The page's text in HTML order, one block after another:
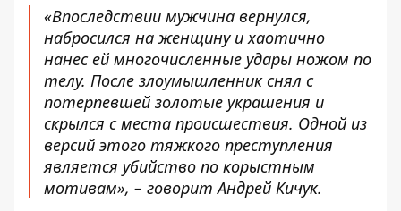
«Впоследствии мужчина вернулся,
набросился на женщину и хаотично
нанес ей многочисленные удары ножом по
телу. После злоумышленник снял с
потерпевшей золотые украшения и
скрылся с места происшествия. Одной из
версий этого тяжкого преступления
является убийство по корыстным
мотивам», – говорит Андрей Кичук.